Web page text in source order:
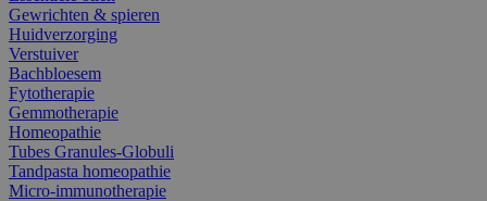
Gewrichten & spieren
Huidverzorging
Verstuiver
Bachbloesem
Fytotherapie
Gemmotherapie
Homeopathie
Tubes Granules-Globuli
Tandpasta homeopathie
Micro-immunotherapie